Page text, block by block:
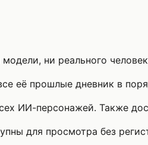
ни реального
её прошлые дневник в
ИИ-персонажей. Также
для просмотра без